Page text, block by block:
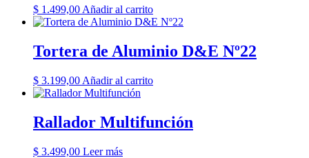
$ 1.499,00 Añadir al carrito
Tortera de Aluminio D&E Nº22
$ 3.199,00 Añadir al carrito
Rallador Multifunción
$ 3.499,00 Leer más